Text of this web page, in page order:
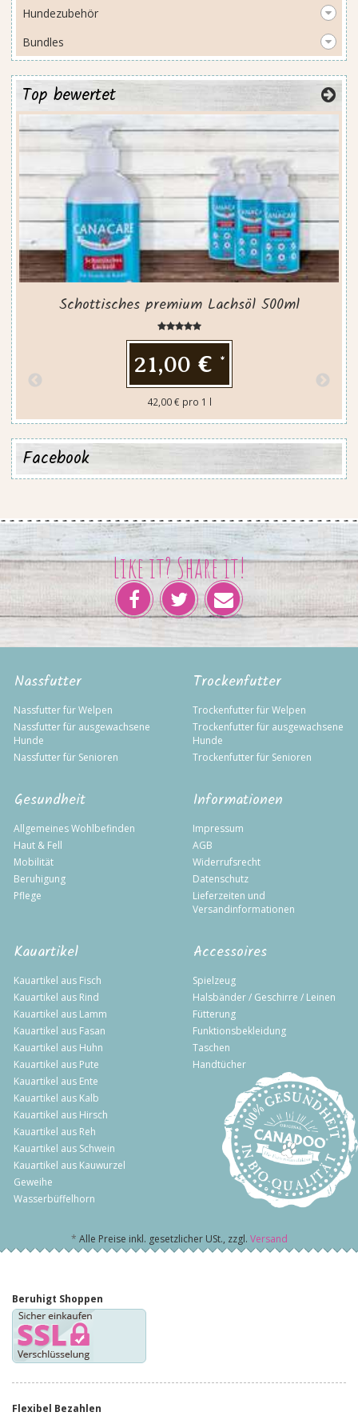
Hundezubehör
Bundles
Top bewertet
Schottisches premium Lachsöl 500ml
21,00 € *
42,00 € pro 1 l
Facebook
Like it? Share it!
Nassfutter
Nassfutter für Welpen
Nassfutter für ausgewachsene
Hunde
Nassfutter für Senioren
Trockenfutter
Trockenfutter für Welpen
Trockenfutter für ausgewachsene
Hunde
Trockenfutter für Senioren
Gesundheit
Allgemeines Wohlbefinden
Haut & Fell
Mobilität
Beruhigung
Pflege
Informationen
Impressum
AGB
Widerrufsrecht
Datenschutz
Lieferzeiten und
Versandinformationen
Kauartikel
Kauartikel aus Fisch
Kauartikel aus Rind
Kauartikel aus Lamm
Kauartikel aus Fasan
Kauartikel aus Huhn
Kauartikel aus Pute
Kauartikel aus Ente
Kauartikel aus Kalb
Kauartikel aus Hirsch
Kauartikel aus Reh
Kauartikel aus Schwein
Kauartikel aus Kauwurzel
Geweihe
Wasserbüffelhorn
Accessoires
Spielzeug
Halsbänder / Geschirre / Leinen
Fütterung
Funktionsbekleidung
Taschen
Handtücher
* Alle Preise inkl. gesetzlicher USt., zzgl. Versand
Beruhigt Shoppen
Flexibel Bezahlen